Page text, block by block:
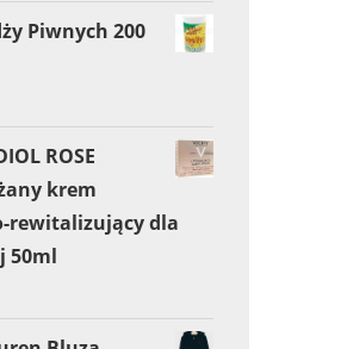
Piwnych 200
ROSE
krem
rewitalizujący dla
50ml